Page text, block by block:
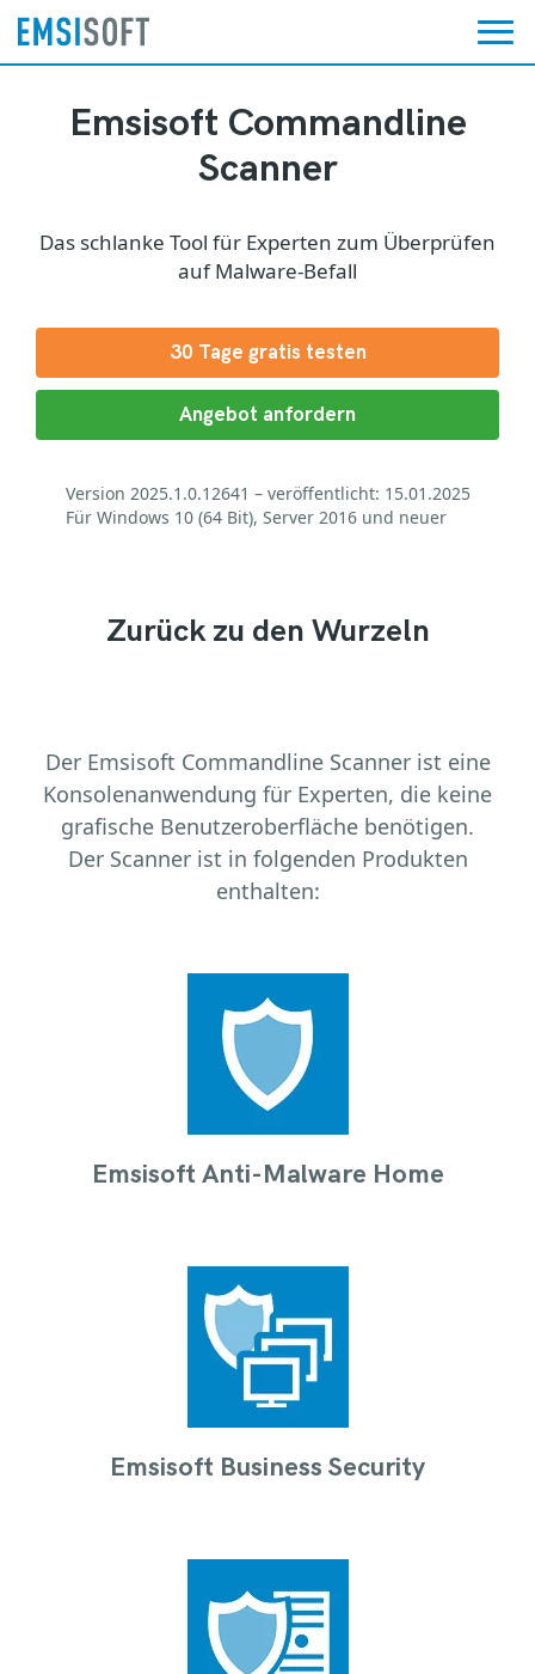
Emsisoft Commandline
Scanner
Das schlanke Tool für Experten zum Überprüfen
auf Malware-Befall
30 Tage gratis testen
Angebot anfordern
Version 2025.1.0.12641 – veröffentlicht: 15.01.2025
Für Windows 10 (64 Bit), Server 2016 und neuer
Zurück zu den Wurzeln
Der Emsisoft Commandline Scanner ist eine
Konsolenanwendung für Experten, die keine
grafische Benutzeroberfläche benötigen.
Der Scanner ist in folgenden Produkten
enthalten:
Emsisoft Anti-Malware Home
Emsisoft Business Security